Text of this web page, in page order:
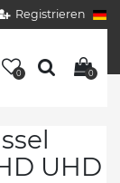
Registrieren
0 0
UHD